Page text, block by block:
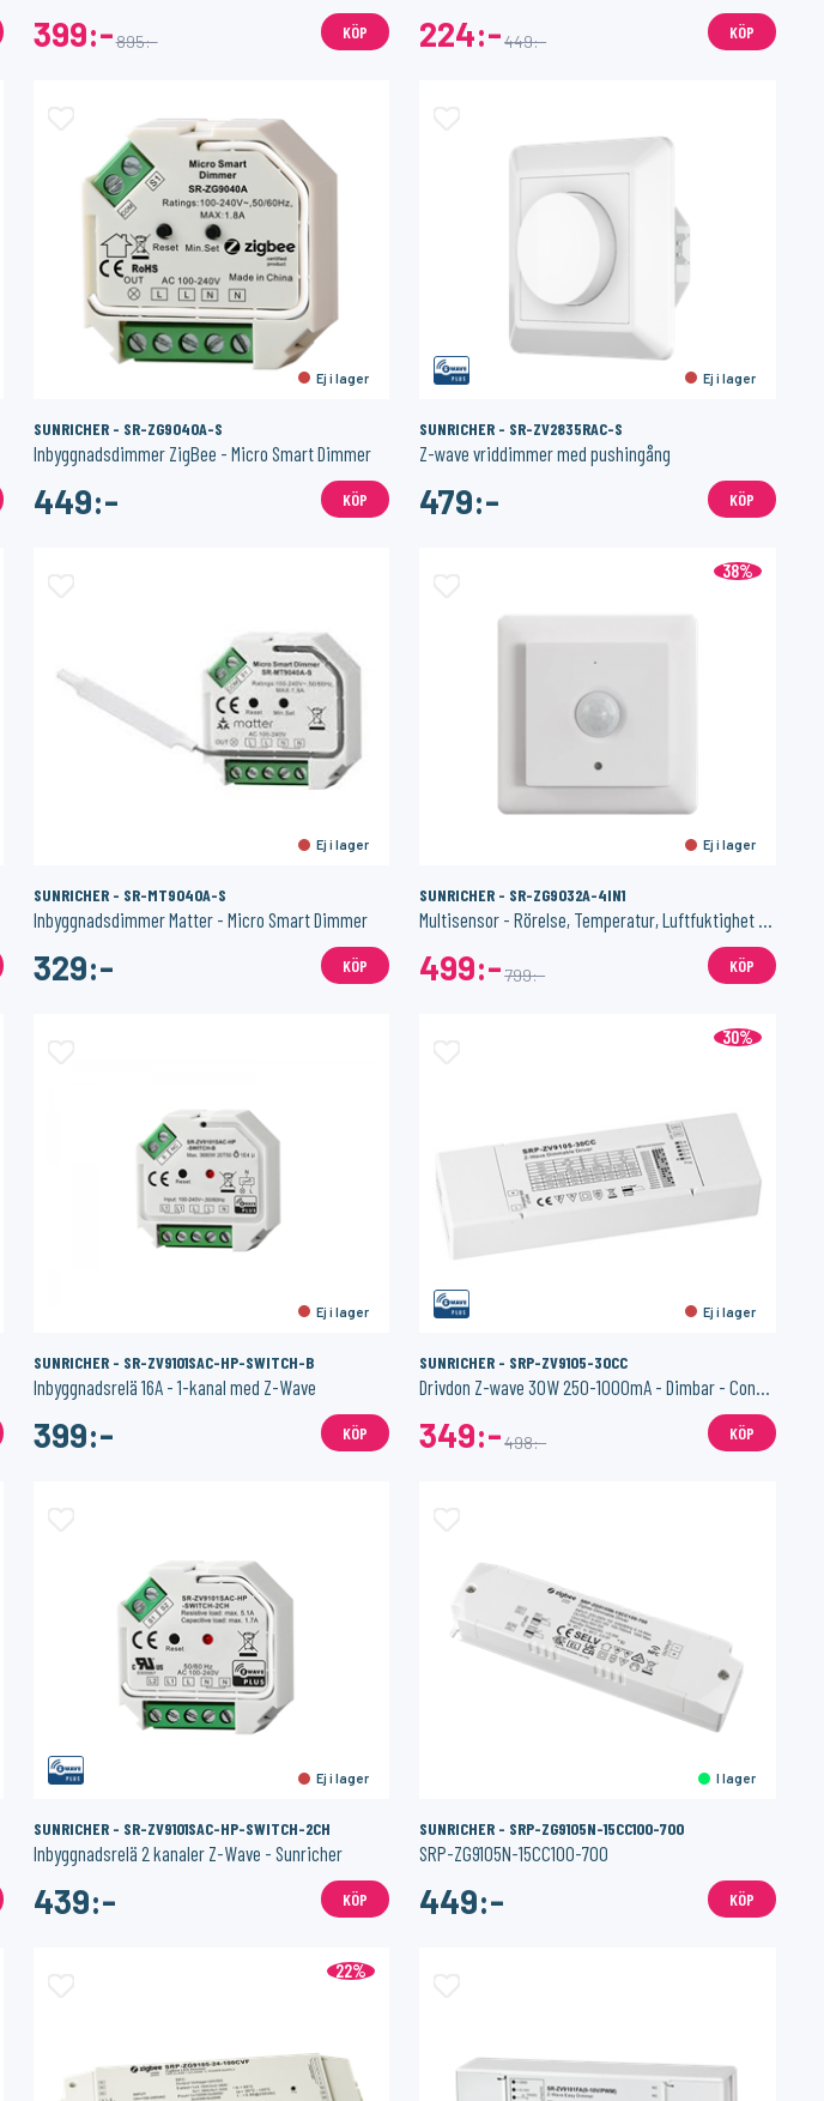
399:-895:- KÖP 224:-449:- KÖP
Ej i lager
SUNRICHER - SR-ZG9040A-S
Inbyggnadsdimmer ZigBee - Micro Smart Dimmer
449:- KÖP
Ej i lager
SUNRICHER - SR-ZV2835RAC-S
Z-wave vriddimmer med pushingång
479:- KÖP
Ej i lager
SUNRICHER - SR-MT9040A-S
Inbyggnadsdimmer Matter - Micro Smart Dimmer
329:- KÖP
38%
Ej i lager
SUNRICHER - SR-ZG9032A-4IN1
Multisensor - Rörelse, Temperatur, Luftfuktighet samt Ljusstyrka
499:-799:- KÖP
Ej i lager
SUNRICHER - SR-ZV9101SAC-HP-SWITCH-B
Inbyggnadsrelä 16A - 1-kanal med Z-Wave
399:- KÖP
30%
Ej i lager
SUNRICHER - SRP-ZV9105-30CC
349:-498:- KÖP
Ej i lager
SUNRICHER - SR-ZV9101SAC-HP-SWITCH-2CH
Inbyggnadsrelä 2 kanaler Z-Wave - Sunricher
439:- KÖP
I lager
SUNRICHER - SRP-ZG9105N-15CC100-700
SRP-ZG9105N-15CC100-700
449:- KÖP
22%